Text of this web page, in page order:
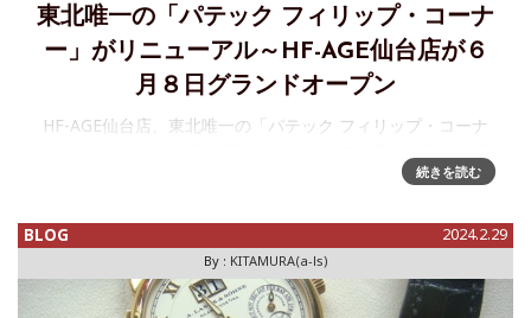
東北唯一の「パテック フィリップ・コーナ
ー」がリニューアル～HF-AGE仙台店が６
月８日グランドオープン
HF-AGE仙台店、東北唯一の「パテック フィリップ・コーナ
禅寺通りのパテック フィリップコーナーが大幅に増床、6月
正規
続きを読む
BLOG 2024.2.29
By : KITAMURA(a-ls)